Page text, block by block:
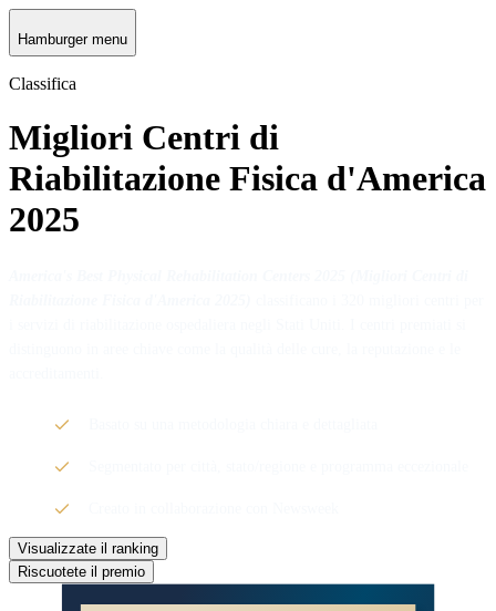
Hamburger menu
Classifica
Migliori Centri di
Riabilitazione Fisica d'America
2025
Visualizzate il ranking
Riscuotete il premio